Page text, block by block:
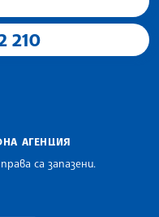
210
АГЕНЦИЯ
са запазени.